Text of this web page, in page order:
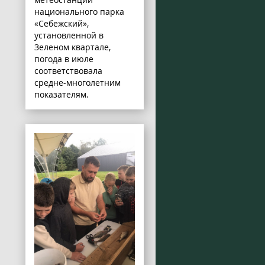
национального парка
«Себежский»,
установленной в
Зеленом квартале,
погода в июле
соответствовала
средне-многолетним
показателям.